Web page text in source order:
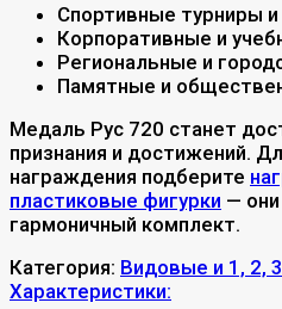
Спортивные турниры
Корпоративные и
Региональные и
Памятные и
Медаль Рус 720 станет
признания и достижений.
награждения подберите
пластиковые фигурки —
гармоничный комплект.
Категория: Видовые и 1, 2,
Характеристики: